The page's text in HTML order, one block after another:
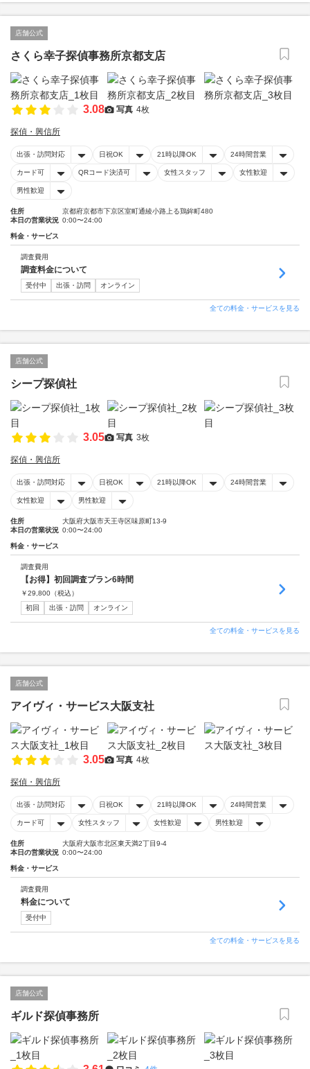
店舗公式
さくら幸子探偵事務所京都支店
3.08 写真 4枚
探偵・興信所
出張・訪問対応 日祝OK 21時以降OK 24時間営業
カード可 QRコード決済可 女性スタッフ 女性歓迎
男性歓迎
住所
京都府京都市下京区室町通綾小路上る鶏鉾町480
本日の営業状況 0:00〜24:00
料金・サービス
調査費用
調査料金について
受付中 出張・訪問 オンライン
全ての料金・サービスを見る
店舗公式
シープ探偵社
3.05 写真 3枚
探偵・興信所
出張・訪問対応 日祝OK 21時以降OK 24時間営業
女性歓迎 男性歓迎
住所
大阪府大阪市天王寺区味原町13-9
本日の営業状況 0:00〜24:00
料金・サービス
調査費用
【お得】初回調査プラン6時間
￥29,800 （税込）
初回
出張・訪問 オンライン
全ての料金・サービスを見る
店舗公式
アイヴィ・サービス大阪支社
3.05 写真 4枚
探偵・興信所
出張・訪問対応 日祝OK 21時以降OK 24時間営業
カード可 女性スタッフ 女性歓迎 男性歓迎
住所
大阪府大阪市北区東天満2丁目9-4
本日の営業状況 0:00〜24:00
料金・サービス
調査費用
料金について
受付中
全ての料金・サービスを見る
店舗公式
ギルド探偵事務所